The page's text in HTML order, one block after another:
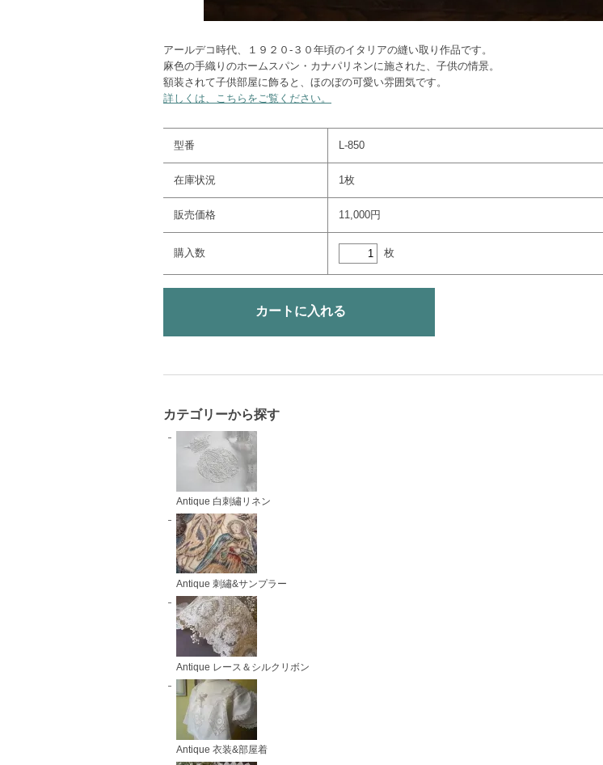
アールデコ時代、１９２０-３０年頃のイタリアの縫い取り作品です。
麻色の手織りのホームスパン・カナパリネンに施された、子供の情景。
額装されて子供部屋に飾ると、ほのぼの可愛い雰囲気です。
詳しくは、こちらをご覧ください。
型番 L-850
在庫状況 1枚
販売価格 11,000円
購入数 枚
カテゴリーから探す
Antique 白刺繡リネン
Antique 刺繡&サンプラー
Antique レース＆シルクリボン
Antique 衣装&部屋着